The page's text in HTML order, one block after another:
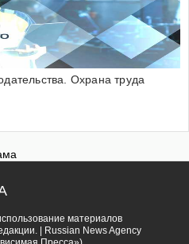
Охрана труда
материалов
| Russian News Agency